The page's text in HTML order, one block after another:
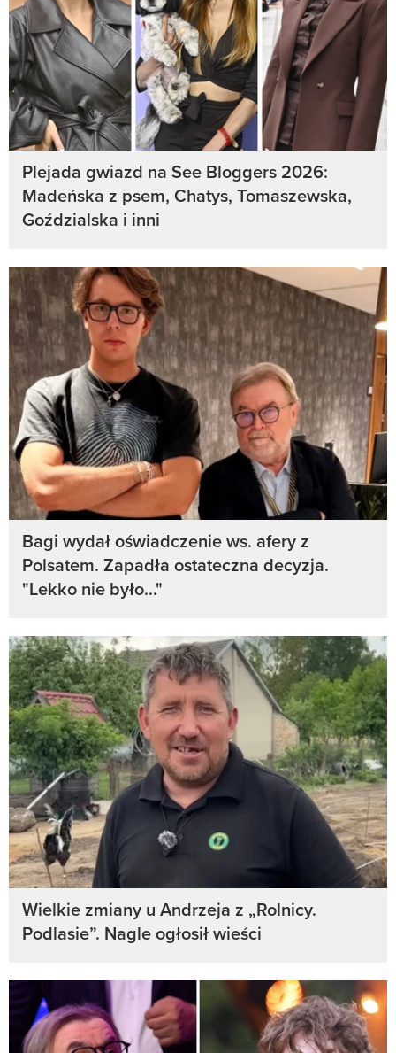
Plejada gwiazd na See Bloggers 2026:
Madeńska z psem, Chatys, Tomaszewska,
Goździalska i inni
Bagi wydał oświadczenie ws. afery z
Polsatem. Zapadła ostateczna decyzja.
"Lekko nie było..."
Wielkie zmiany u Andrzeja z „Rolnicy.
Podlasie”. Nagle ogłosił wieści